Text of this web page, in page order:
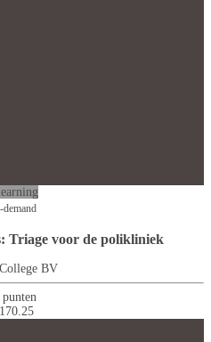
demand
Triage voor de polikliniek
BV
punten